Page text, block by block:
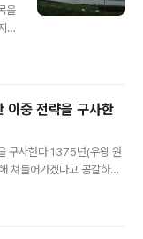
을
도중 전략을 구사한
구사한다 1375년(우왕 원
쳐들어가겠다고 공갈하며
해 지게 되는 원인이 된다.